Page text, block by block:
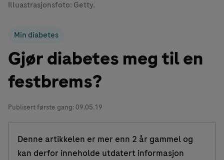
Illuastrasjonsfoto: Getty.
Min diabetes
Gjør diabetes meg til en
festbrems?
Publisert første gang: 09.05.19
Denne artikkelen er mer enn 2 år gammel og
kan derfor inneholde utdatert informasjon